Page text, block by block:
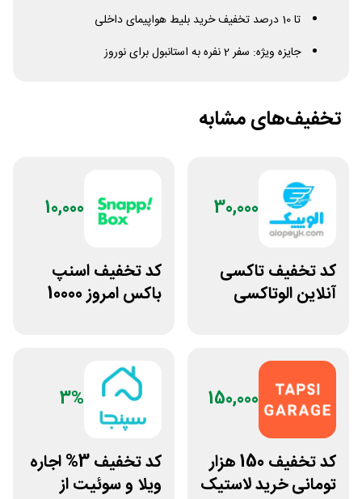
تا 10 درصد تخفیف خرید بلیط هواپیمای داخلی
جایزه ویژه: سفر 2 نفره به استانبول برای نوروز
تخفیف‌های مشابه
30,000
کد تخفیف تاکسی
آنلاین الوتاکسی
10,000
کد تخفیف اسنپ
باکس امروز 10000
150,000
کد تخفیف 150 هزار
تومانی خرید لاستیک
3%
کد تخفیف 3% اجاره
ویلا و سوئیت از